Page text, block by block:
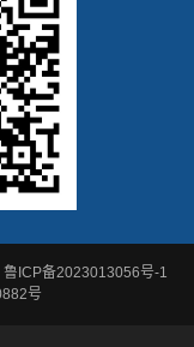
鲁ICP备2023013056号-1
号